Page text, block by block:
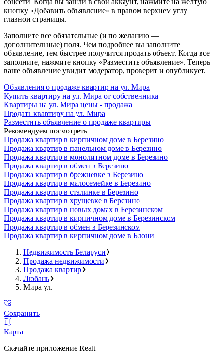
кнопку «Добавить объявление» в правом верхнем углу
главной страницы.
Заполните все обязательные (и по желанию —
дополнительные) поля. Чем подробнее вы заполните
объявление, тем быстрее получится продать объект. Когда все
заполните, нажмите кнопку «Разместить объявление». Теперь
ваше объявление увидит модератор, проверит и опубликует.
Объявления о продаже квартир на ул. Мира
Купить квартиру на ул. Мира от собственника
Квартиры на ул. Мира цены - продажа
Продать квартиру на ул. Мира
Разместить объявление о продаже квартиры
Рекомендуем посмотреть
Продажа квартир в кирпичном доме в Березино
Продажа квартир в панельном доме в Березино
Продажа квартир в монолитном доме в Березино
Продажа квартир в обмен в Березино
Продажа квартир в брежневке в Березино
Продажа квартир в малосемейке в Березино
Продажа квартир в сталинке в Березино
Продажа квартир в хрущевке в Березино
Продажа квартир в новых домах в Березинском
Продажа квартир в кирпичном доме в Березинском
Продажа квартир в обмен в Березинском
Продажа квартир в кирпичном доме в Блони
Недвижимость Беларуси
Продажа недвижимости
Продажа квартир
Любань
Мира ул.
Сохранить
Карта
Скачайте приложение Realt